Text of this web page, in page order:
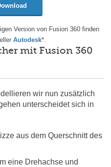
Version von Fusion 360 finden
Autodesk*.
mit Fusion 360
wir nun zusätzlich
unterscheidet sich in
aus dem Querschnitt des
eine Drehachse und